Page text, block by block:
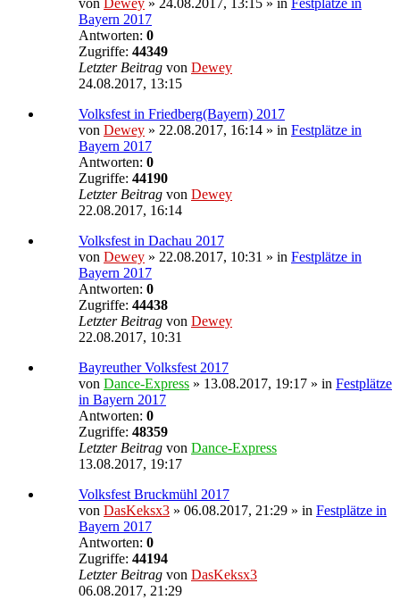
von Dewey » 24.08.2017, 13:15 » in Festplätze in
Bayern 2017
Antworten: 0
Zugriffe: 44349
Letzter Beitrag von Dewey
24.08.2017, 13:15
Volksfest in Friedberg(Bayern) 2017
von Dewey » 22.08.2017, 16:14 » in Festplätze in
Bayern 2017
Antworten: 0
Zugriffe: 44190
Letzter Beitrag von Dewey
22.08.2017, 16:14
Volksfest in Dachau 2017
von Dewey » 22.08.2017, 10:31 » in Festplätze in
Bayern 2017
Antworten: 0
Zugriffe: 44438
Letzter Beitrag von Dewey
22.08.2017, 10:31
Bayreuther Volksfest 2017
von Dance-Express » 13.08.2017, 19:17 » in Festplätze
in Bayern 2017
Antworten: 0
Zugriffe: 48359
Letzter Beitrag von Dance-Express
13.08.2017, 19:17
Volksfest Bruckmühl 2017
von DasKeksx3 » 06.08.2017, 21:29 » in Festplätze in
Bayern 2017
Antworten: 0
Zugriffe: 44194
Letzter Beitrag von DasKeksx3
06.08.2017, 21:29